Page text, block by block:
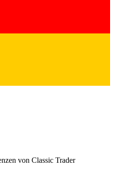
von Classic Trader